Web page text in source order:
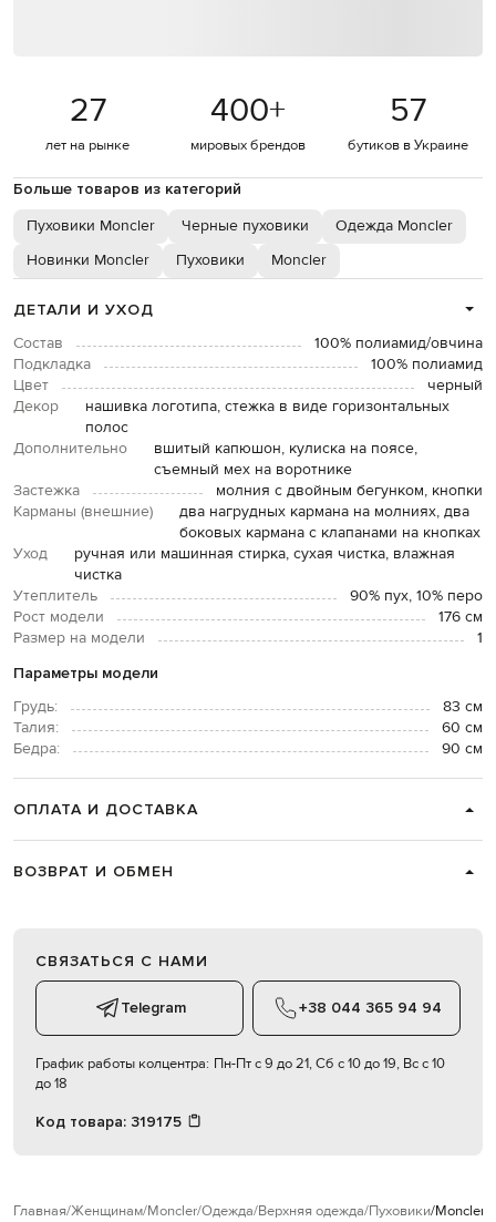
27
лет на рынке
400+
мировых брендов
57
бутиков в Украине
Больше товаров из категорий
Пуховики Moncler Черные пуховики
Одежда Moncler
Новинки Moncler
Пуховики Moncler
ДЕТАЛИ И УХОД
Состав
100% полиамид/овчина
Подкладка
100% полиамид
Цвет
черный
Декор
нашивка логотипа, стежка в виде горизонтальных
полос
Дополнительно
вшитый капюшон, кулиска на поясе,
съемный мех на воротнике
Застежка
молния с двойным бегунком, кнопки
Карманы (внешние)
два нагрудных кармана на молниях, два
боковых кармана с клапанами на кнопках
Уход
ручная или машинная стирка, сухая чистка, влажная
чистка
Утеплитель
90% пух, 10% перо
Рост модели
176 см
Размер на модели
1
Параметры модели
Грудь:
83 см
Талия:
60 см
Бедра:
90 см
ОПЛАТА И ДОСТАВКА
ВОЗВРАТ И ОБМЕН
СВЯЗАТЬСЯ С НАМИ
Telegram +38 044 365 94 94
График работы колцентра: Пн-Пт с 9 до 21, Сб с 10 до 19, Вс с 10
до 18
Код товара: 319175
Главная Женщинам Moncler Одежда Верхняя одежда Пуховики Moncler